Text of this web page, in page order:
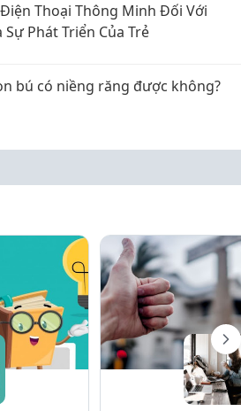
Điện Thoại Thông Minh Đối Với
Sự Phát Triển Của Trẻ
bú có niềng răng được không?